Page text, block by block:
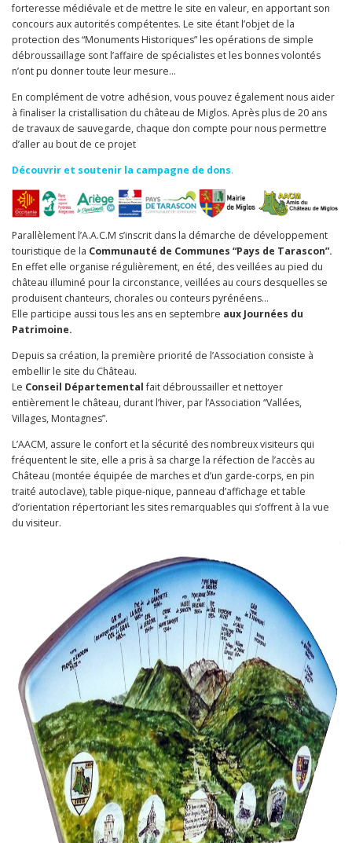
forteresse médiévale et de mettre le site en valeur, en apportant son
concours aux autorités compétentes. Le site étant l’objet de la
protection des “Monuments Historiques” les opérations de simple
débroussaillage sont l’affaire de spécialistes et les bonnes volontés
n’ont pu donner toute leur mesure…
En complément de votre adhésion, vous pouvez également nous aider
à finaliser la cristallisation du château de Miglos. Après plus de 20 ans
de travaux de sauvegarde, chaque don compte pour nous permettre
d’aller au bout de ce projet
Découvrir et soutenir la campagne de dons.
Parallèlement l’A.A.C.M s’inscrit dans la démarche de développement
touristique de la Communauté de Communes “Pays de Tarascon”.
En effet elle organise régulièrement, en été, des veillées au pied du
château illuminé pour la circonstance, veillées au cours desquelles se
produisent chanteurs, chorales ou conteurs pyrénéens…
Elle participe aussi tous les ans en septembre aux Journées du
Patrimoine.
Depuis sa création, la première priorité de l’Association consiste à
embellir le site du Château.
Le Conseil Départementalfait débroussailler et nettoyer
entièrement le château, durant l’hiver, par l’Association “Vallées,
Villages, Montagnes”.
L’AACM, assure le confort et la sécurité des nombreux visiteurs qui
fréquentent le site, elle a pris à sa charge la réfection de l’accès au
Château (montée équipée de marches et d’un garde-corps, en pin
traité autoclave), table pique-nique, panneau d’affichage et table
d’orientation répertoriant les sites remarquables qui s’offrent à la vue
du visiteur.